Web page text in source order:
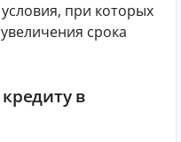
при которых
срока
в